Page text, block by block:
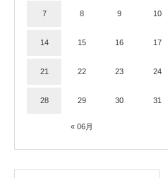
« 06月
7 8 9 10
14 15 16 17
21 22 23 24
28 29 30 31